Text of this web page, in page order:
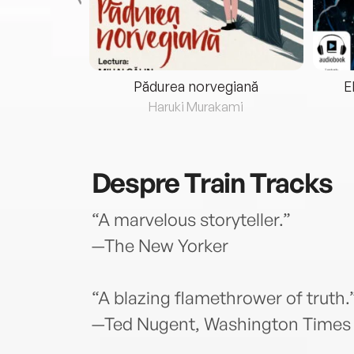
Pădurea norvegiană
Haruki Murakami
DespreTrain Tracks
“A marvelous storyteller.”
—The New Yorker
“A blazing flamethrower of
—Ted Nugent, Washington Times